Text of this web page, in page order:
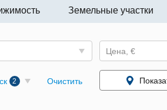
Земельные участки
Цена, €
2 Очистить